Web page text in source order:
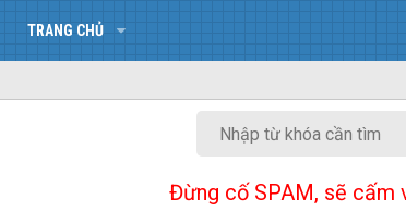
TRANG CHỦ
Đừng cố SPAM, sẽ cấm